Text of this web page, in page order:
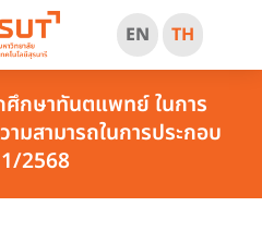
EN TH
กษาทันตแพทย์ ในการ
มสามารถในการประกอบ
2568